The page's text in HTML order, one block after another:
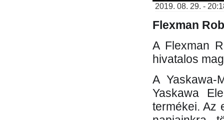
2019. 08. 29. -
Flexman
A Flexman
hivatalos
A Yaskawa-
Yaskawa
termékei. Az